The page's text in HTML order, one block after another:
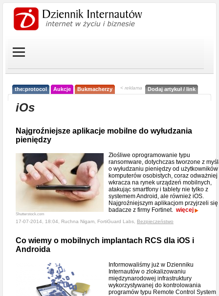
the:protocol Aukcje Bukmacherzy < reklama Dodaj artykuł / link
iOs
Najgroźniejsze aplikacje mobilne do wyłudzania
pieniędzy
Shutterstock.com
Złośliwe oprogramowanie typu
ransomware, dotychczas tworzone z
o wyłudzaniu pieniędzy od użytkowników
komputerów osobistych, coraz odważniej
wkracza na rynek urządzeń mobilnych,
atakując smartfony i tablety nie tylko z
systemem Android, ale również iOS.
Najgroźniejszym aplikacjom przyjrzeli się
badacze z firmy Fortinet. więcej
17-07-2014, 18:04, Ruchna Nigam, FortiGuard Labs, Bezpieczeństwo
Co wiemy o mobilnych implantach RCS dla iOS i
Androida
Informowaliśmy już w Dzienniku
Internautów o zlokalizowaniu
międzynarodowej infrastruktury
wykorzystywanej do kontrolowania
programów typu Remote Control System